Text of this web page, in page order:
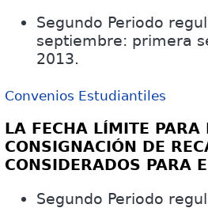
Segundo Periodo
septiembre: primera
2013.
Convenios Estudiantiles
LA FECHA LÍMITE PARA
CONSIGNACIÓN DE
CONSIDERADOS PARA
Segundo Periodo